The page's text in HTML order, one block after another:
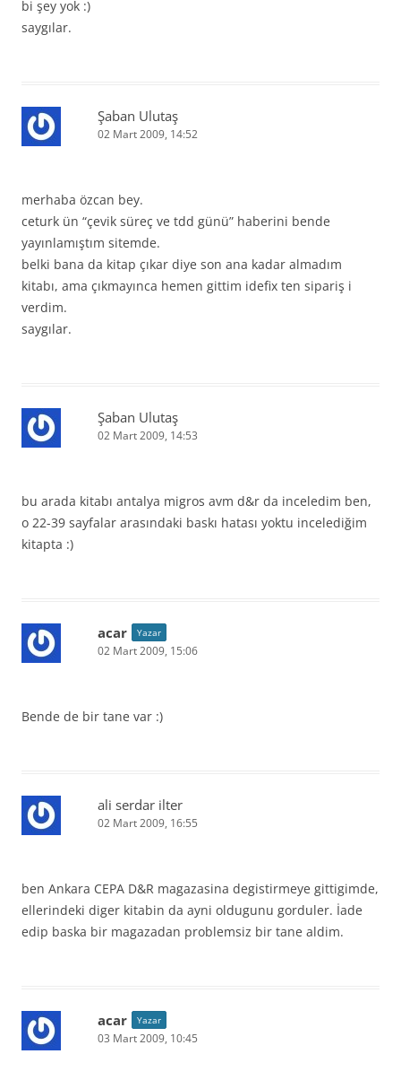
bi şey yok :)
saygılar.
Şaban Ulutaş
02 Mart 2009, 14:52
merhaba özcan bey.
ceturk ün “çevik süreç ve tdd günü” haberini bende
yayınlamıştım sitemde.
belki bana da kitap çıkar diye son ana kadar almadım
kitabı, ama çıkmayınca hemen gittim idefix ten sipariş i
verdim.
saygılar.
Şaban Ulutaş
02 Mart 2009, 14:53
bu arada kitabı antalya migros avm d&r da inceledim ben,
o 22-39 sayfalar arasındaki baskı hatası yoktu incelediğim
kitapta :)
acar Yazar
02 Mart 2009, 15:06
Bende de bir tane var :)
ali serdar ilter
02 Mart 2009, 16:55
ben Ankara CEPA D&R magazasina degistirmeye gittigimde,
ellerindeki diger kitabin da ayni oldugunu gorduler. İade
edip baska bir magazadan problemsiz bir tane aldim.
acar Yazar
03 Mart 2009, 10:45